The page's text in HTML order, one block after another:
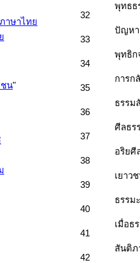
น"
32
พุทธธ
33
ปัญหา
34
พุทธิก
35
การก
36
ธรรม
37
ศีลธร
38
อริยศี
39
เยาว
40
ธรรม
41
เมื่อธ
42
สันติภ